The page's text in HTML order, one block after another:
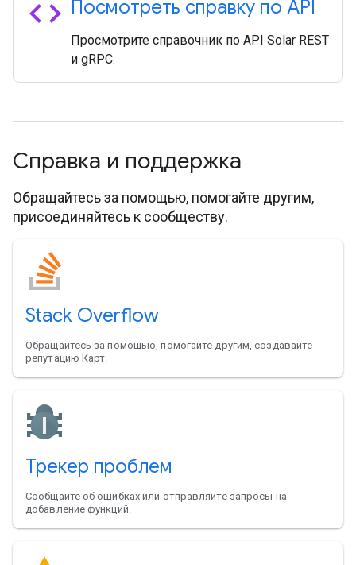
code Посмотреть справку по API
Просмотрите справочник по API Solar REST
и gRPC.
Справка и поддержка
Обращайтесь за помощью, помогайте другим,
присоединяйтесь к сообществу.
Stack Overflow
Обращайтесь за помощью, помогайте другим, создавайте
репутацию Карт.
Трекер проблем
Сообщайте об ошибках или отправляйте запросы на
добавление функций.